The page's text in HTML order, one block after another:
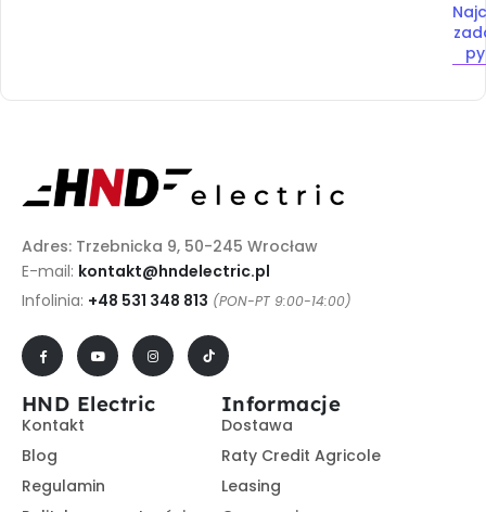
Adres: Trzebnicka 9, 50-245 Wrocław
E-mail: kontakt@hndelectric.pl
Infolinia: +48 531 348 813 (PON-PT 9:00-14:00)
HND Electric
Kontakt
Blog
Regulamin
Informacje
Dostawa
Raty Credit Agricole
Leasing